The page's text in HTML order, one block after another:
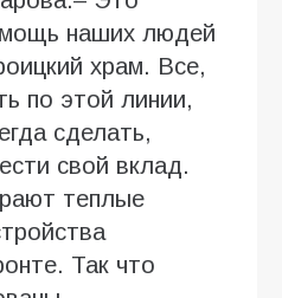
наших людей
храм. Все,
по этой линии,
сделать,
свой вклад.
теплые
Так что